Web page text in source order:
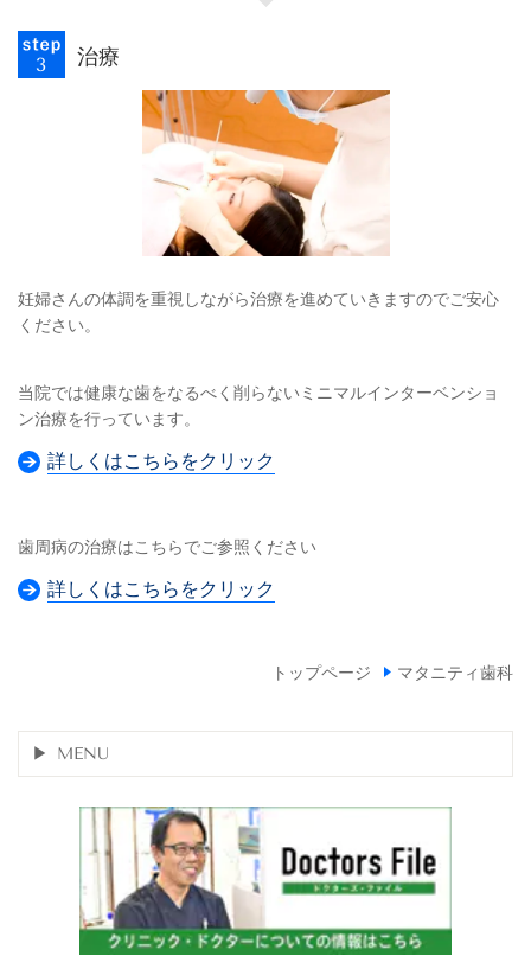
治療
妊婦さんの体調を重視しながら治療を進めていきますのでご安心
ください。
当院では健康な歯をなるべく削らないミニマルインターベンショ
ン治療を行っています。
詳しくはこちらをクリック
歯周病の治療はこちらでご参照ください
詳しくはこちらをクリック
トップページ マタニティ歯科
MENU